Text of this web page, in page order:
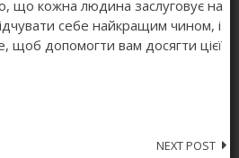
що кожна людина заслуговує на
себе найкращим чином, і
щоб допомогти вам досягти цієї
NEXT POST